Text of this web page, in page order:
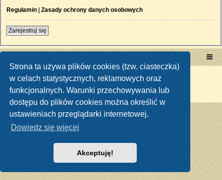
Strona ta używa plików cookies (tzw. ciasteczka)
w celach statystycznych, reklamowych oraz
funkcjonalnych. Warunki przechowywania lub
dostępu do plików cookies można określić w
ustawieniach przeglądarki internetowej.
Dowiedz się więcej
Akceptuję!
Regulamin | Zasady ochrony danych osobowych
Zarejestruj się
Technologię dostarcza phpBB ® Forum Software © phpBB Limited
Polski pakiet językowy dostarcza
Zasady ochrony danych osobowych|Regulamin